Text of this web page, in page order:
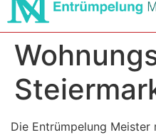
Die Entrümpelung Meister